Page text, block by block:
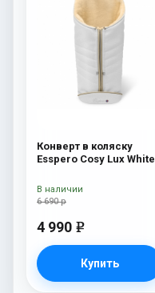
Конверт в коляску
Esspero Cosy Lux White
6 690 р
4 990 e
Купить
В наличии